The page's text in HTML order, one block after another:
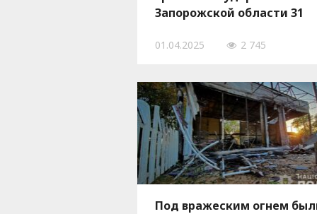
Запорожской области 31
01.04.2025 2 745
Под вражеским огнем